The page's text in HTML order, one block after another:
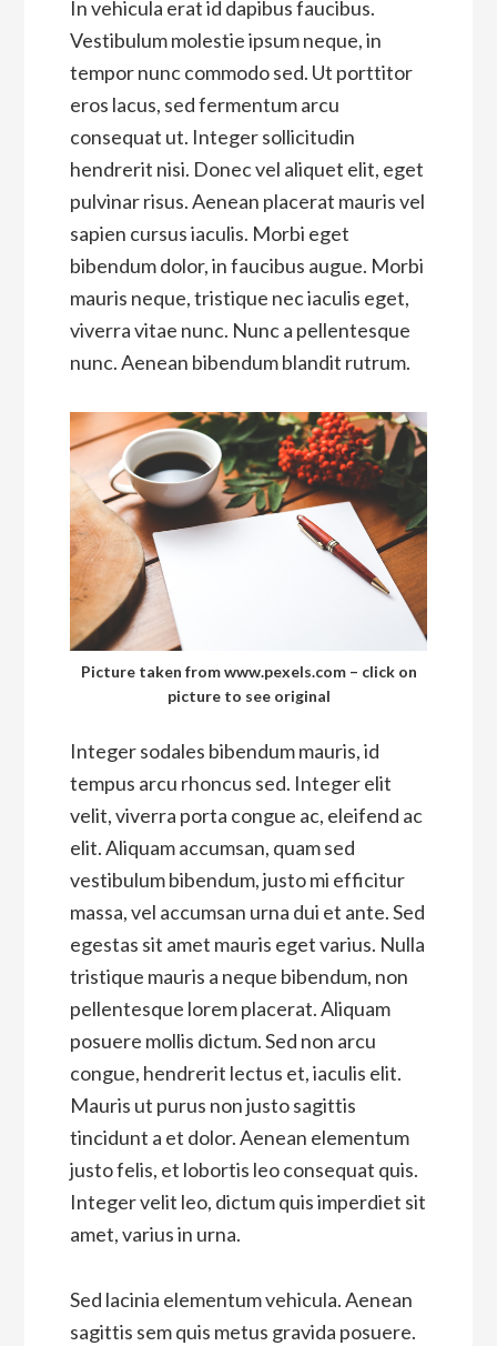
In vehicula erat id dapibus faucibus.
Vestibulum molestie ipsum neque, in
tempor nunc commodo sed. Ut porttitor
eros lacus, sed fermentum arcu
consequat ut. Integer sollicitudin
hendrerit nisi. Donec vel aliquet elit, eget
pulvinar risus. Aenean placerat mauris vel
sapien cursus iaculis. Morbi eget
bibendum dolor, in faucibus augue. Morbi
mauris neque, tristique nec iaculis eget,
viverra vitae nunc. Nunc a pellentesque
nunc. Aenean bibendum blandit rutrum.
Picture taken from www.pexels.com – click on
picture to see original
Integer sodales bibendum mauris, id
tempus arcu rhoncus sed. Integer elit
velit, viverra porta congue ac, eleifend ac
elit. Aliquam accumsan, quam sed
vestibulum bibendum, justo mi efficitur
massa, vel accumsan urna dui et ante. Sed
egestas sit amet mauris eget varius. Nulla
tristique mauris a neque bibendum, non
pellentesque lorem placerat. Aliquam
posuere mollis dictum. Sed non arcu
congue, hendrerit lectus et, iaculis elit.
Mauris ut purus non justo sagittis
tincidunt a et dolor. Aenean elementum
justo felis, et lobortis leo consequat quis.
Integer velit leo, dictum quis imperdiet sit
amet, varius in urna.
Sed lacinia elementum vehicula. Aenean
sagittis sem quis metus gravida posuere.